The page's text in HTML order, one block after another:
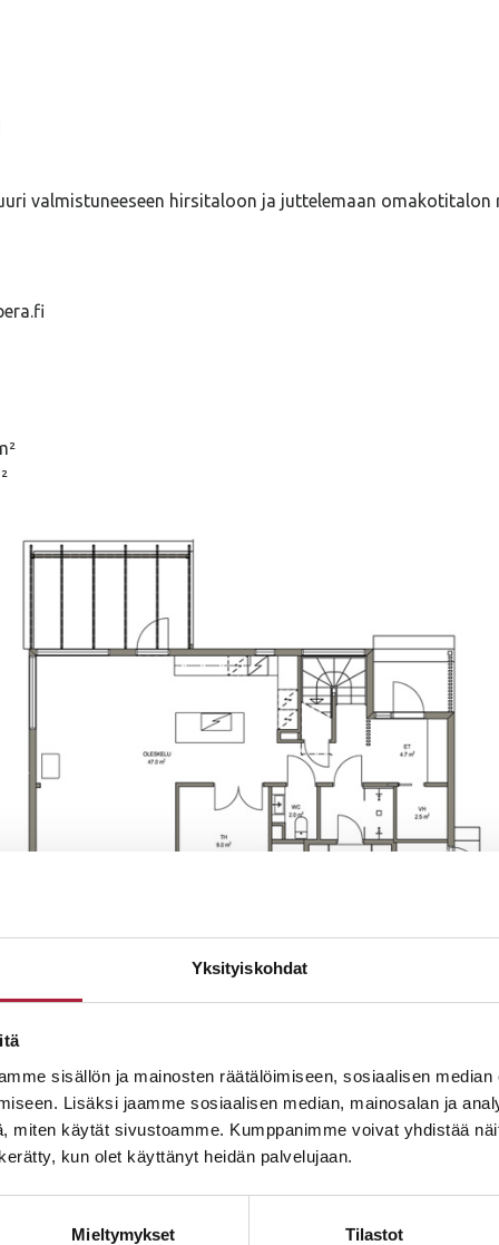
Yksityiskohdat
sisällön ja mainosten räätälöimiseen, sosiaalisen
Lisäksi jaamme sosiaalisen median, mainosalan ja
miten käytät sivustoamme. Kumppanimme voivat yhdistää
kun olet käyttänyt heidän palvelujaan.
Mieltymykset Tilastot
valmistuneeseen hirsitaloon ja juttelemaan omakotitalon
TARJOUSKAMPANJA